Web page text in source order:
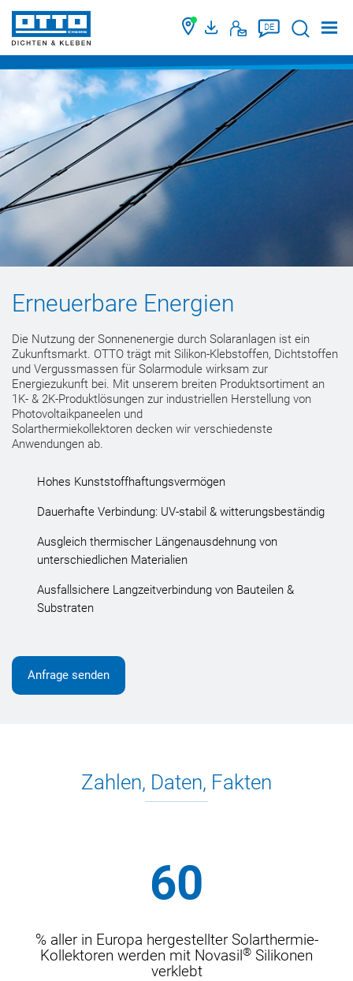
DE Suche
Erneuerbare Energien
Die Nutzung der Sonnenenergie durch Solaranlagen ist ein
Zukunftsmarkt. OTTO trägt mit Silikon-Klebstoffen, Dichtstoffen
und Vergussmassen für Solarmodule wirksam zur
Energiezukunft bei. Mit unserem breiten Produktsortiment an
1K- & 2K-Produktlösungen zur industriellen Herstellung von
Photovoltaikpaneelen und
Solarthermiekollektoren decken wir verschiedenste
Anwendungen ab.
Hohes Kunststoffhaftungsvermögen
Dauerhafte Verbindung: UV-stabil & witterungsbeständig
Ausgleich thermischer Längenausdehnung von
unterschiedlichen Materialien
Ausfallsichere Langzeitverbindung von Bauteilen &
Substraten
Anfrage senden
Zahlen, Daten, Fakten
60
% aller in Europa hergestellter Solarthermie-
Kollektoren werden mit Novasil® Silikonen
verklebt